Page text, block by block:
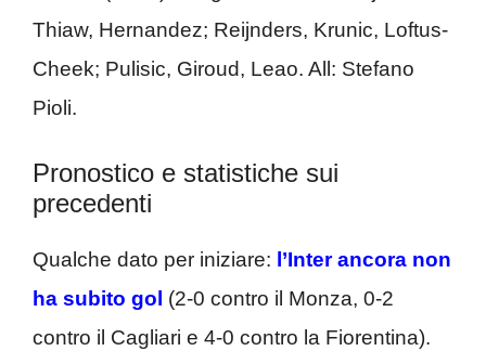
Thiaw, Hernandez; Reijnders, Krunic, Loftus-
Cheek; Pulisic, Giroud, Leao. All: Stefano
Pioli.
Pronostico e statistiche sui
precedenti
Qualche dato per iniziare: l’Inter ancora non
ha subito gol (2-0 contro il Monza, 0-2
contro il Cagliari e 4-0 contro la Fiorentina).